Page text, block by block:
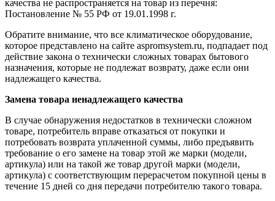
качества не распространяется на товар из перечня:
Постановление № 55 РФ от 19.01.1998 г.
Обратите внимание, что все климатическое оборудование,
которое представлено на сайте aspromsystem.ru, подпадает под
действие закона о технически сложных товарах бытового
назначения, которые не подлежат возврату, даже если они
надлежащего качества.
Замена товара ненадлежащего качества
В случае обнаружения недостатков в технически сложном
товаре, потребитель вправе отказаться от покупки и
потребовать возврата уплаченной суммы, либо предъявить
требование о его замене на товар этой же марки (модели,
артикула) или на такой же товар другой марки (модели,
артикула) с соответствующим перерасчетом покупной цены в
течение 15 дней со дня передачи потребителю такого товара.